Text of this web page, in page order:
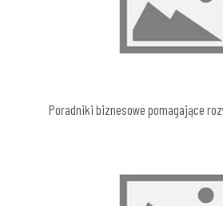
Poradniki biznesowe pomagające